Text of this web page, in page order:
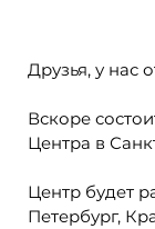
Друзья, у нас
Вскоре
Центра в
Центр будет
Петербург,